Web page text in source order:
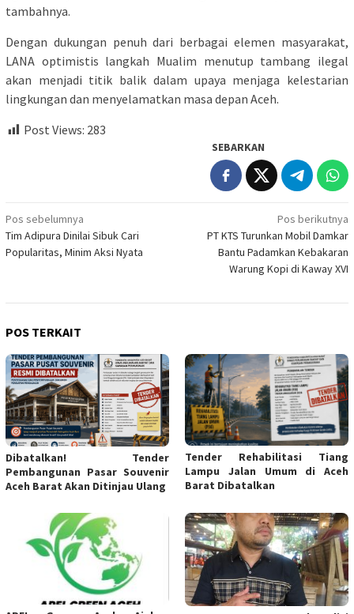
tambahnya.
Dengan dukungan penuh dari berbagai elemen masyarakat,
LANA optimistis langkah Mualim menutup tambang ilegal
akan menjadi titik balik dalam upaya menjaga kelestarian
lingkungan dan menyelamatkan masa depan Aceh.
Post Views: 283
SEBARKAN
Navigasi
pos
Pos sebelumnya
Tim Adipura Dinilai Sibuk Cari
Popularitas, Minim Aksi Nyata
Pos berikutnya
PT KTS Turunkan Mobil Damkar
Bantu Padamkan Kebakaran
Warung Kopi di Kaway XVI
POS TERKAIT
Dibatalkan! Tender
Pembangunan Pasar Souvenir
Aceh Barat Akan Ditinjau Ulang
Tender Rehabilitasi Tiang
Lampu Jalan Umum di Aceh
Barat Dibatalkan